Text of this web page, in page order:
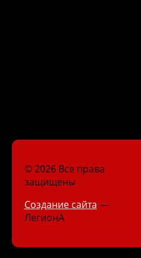
© 2026 Все права
защищены
Создание сайта —
ЛегионА